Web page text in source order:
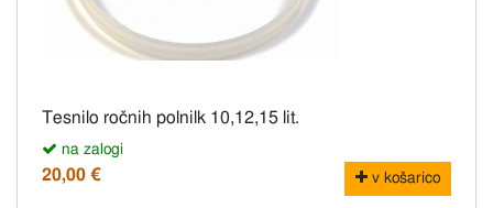
Tesnilo ročnih polnilk 10,12,15 lit.
na zalogi
20,00 € v košarico